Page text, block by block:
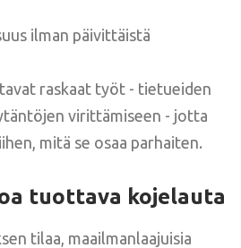
ilman päivittäistä
raskaat työt - tietueiden
virittämiseen - jotta
mitä se osaa parhaiten.
tuottava kojelauta
tilaa, maailmanlaajuisia